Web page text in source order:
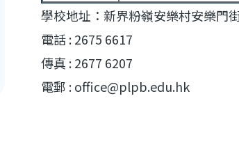
學校地址：新界粉嶺安樂村安樂門
電話 : 2675 6617
傳真 : 2677 6207
電郵 : office@plpb.edu.hk